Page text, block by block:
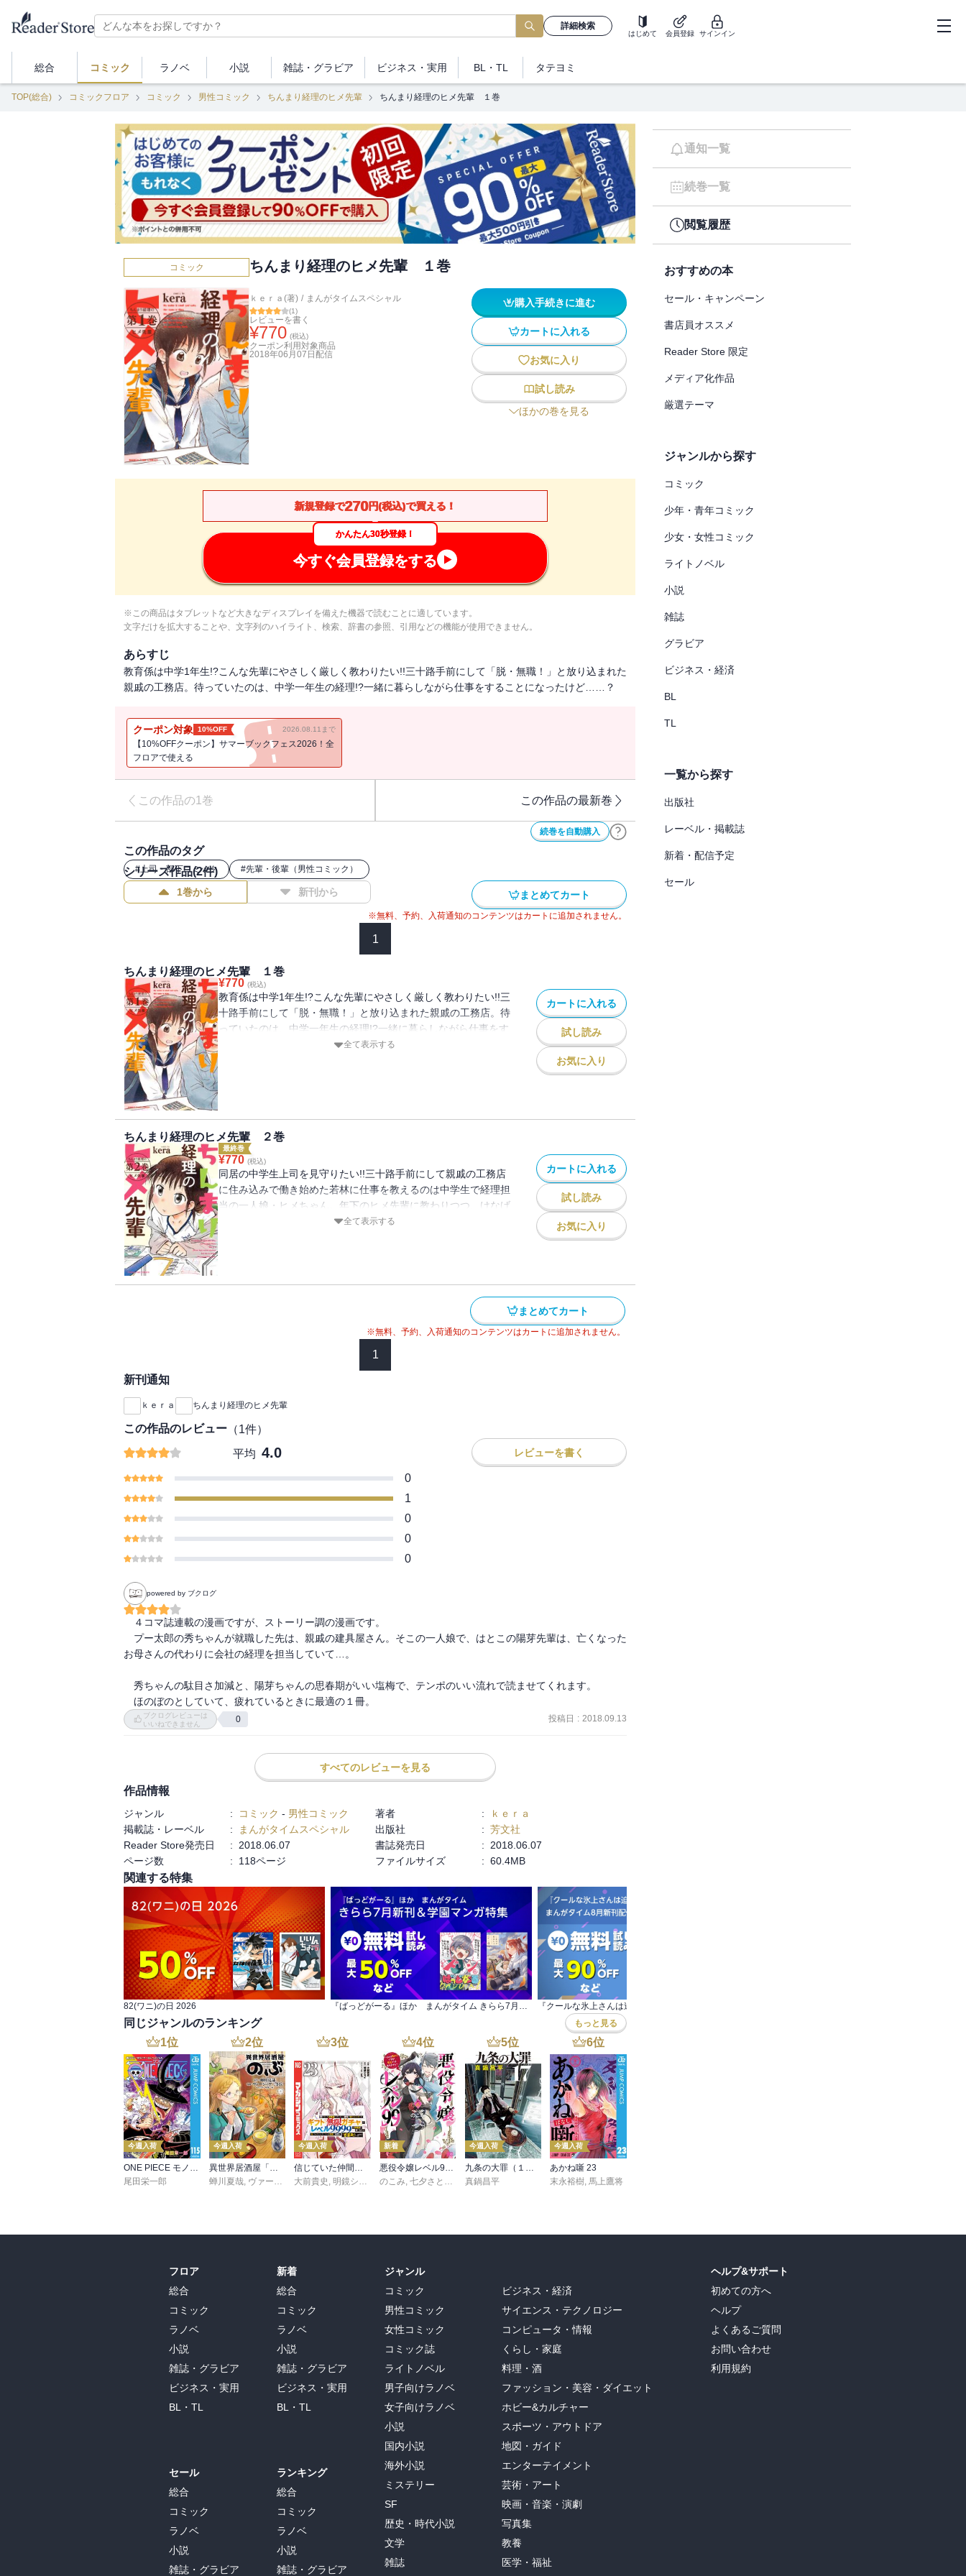
詳細検索
はじめて 会員登録 サインイン
総合 コミック ラノベ 小説 雑誌・ グラビア ビジネス ・実用 BL・TL タテヨミ
TOP(総合) コミックフロア コミック 男性コミック ちんまり経理のヒメ先輩 ちんまり経理のヒメ先輩 １巻
コミック ちんまり経理のヒメ先輩 １巻
ｋｅｒａ(著) / まんがタイムスペシャル
(1)
レビューを書く
¥770 (税込)
クーポン利用対象商品
2018年06月07日 配信
購入手続きに進む
カートに入れる
お気に入り
試し読み
ほかの巻を見る
新規登録で270円(税込)で買える！
かんたん30秒登録！
今すぐ会員登録をする
※この商品はタブレットなど大きなディスプレイを備えた機器で読むことに適しています。
文字だけを拡大することや、文字列のハイライト、検索、辞書の参照、引用などの機能が使用できません。
あらすじ
教育係は中学1年生!?こんな先輩にやさしく厳しく教わりたい!!三十路手前にして「脱・無職！」と放り込まれた
親戚の工務店。待っていたのは、中学一年生の経理!?一緒に暮らしながら仕事をすることになったけど……？
クーポン対象 10%OFF 2026.08.11まで
【10%OFFクーポン】サマーブックフェス2026！全
フロアで使える
この作品の1巻 この作品の最新巻
続巻を自動購入
この作品のタグ
#上司・部下コミック #先輩・後輩（男性コミック）
シリーズ作品(2件)
1巻から 新刊から まとめてカート
※無料、予約、入荷通知のコンテンツはカートに追加されません。
1
ちんまり経理のヒメ先輩 １巻
¥770 (税込)
教育係は中学1年生!?こんな先輩にやさしく厳しく教わりたい!!三
十路手前にして「脱・無職！」と放り込まれた親戚の工務店。待
っていたのは、中学一年生の経理!?一緒に暮らしながら仕事をす
ることになったけど……？ 全て表示する
カートに入れる
試し読み
お気に入り
ちんまり経理のヒメ先輩 ２巻
最終巻
¥770 (税込)
同居の中学生上司を見守りたい!!三十路手前にして親戚の工務店
に住み込みで働き始めた若林に仕事を教えるのは中学生で経理担
当の一人娘・ヒメちゃん。年下のヒメ先輩に教わりつつ、けなげ
な彼女の成長を見守る若林との心のふれあいを描く、ドキドキ同
全て表示する
カートに入れる
試し読み
お気に入り
まとめてカート
※無料、予約、入荷通知のコンテンツはカートに追加されません。
1
新刊通知
ｋｅｒａ ちんまり経理のヒメ先輩
この作品のレビュー （1件）
平均 4.0 レビューを書く
0
1
0
0
0
powered by ブクログ
４コマ誌連載の漫画ですが、ストーリー調の漫画です。
プー太郎の秀ちゃんが就職した先は、親戚の建具屋さん。そこの一人娘で、はとこの陽芽先輩は、亡くなった
お母さんの代わりに会社の経理を担当していて…。
秀ちゃんの駄目さ加減と、陽芽ちゃんの思春期がいい塩梅で、テンポのいい流れで読ませてくれます。
ほのぼのとしていて、疲れているときに最適の１冊。
ブクログレビューは
いいねできません
0 投稿日 : 2018.09.13
すべてのレビューを見る
作品情報
ジャンル : コミック - 男性コミック 著者 :
ｋｅｒａ
掲載誌・レーベル
: まんがタイムスペシャル 出版社 : 芳文社
Reader Store発売日
: 2018.06.07 書誌発売日 :
2018.06.07
ページ数
: 118ページ ファイルサイズ : 60.4MB
関連する特集
82(ワニ)の日 2026
同じジャンルのランキング もっと見る
1位
今週入荷
ONE PIECE モノクロ版 115
尾田栄一郎
2位
今週入荷
異世界居酒屋「のぶ」(22)
蝉川夏哉, ヴァージニア二等兵 ,転
3位
今週入荷
信じていた仲間達にダンジョン奥地で殺されかけたがギフト『無限ガチャ』でレベル９９９９の仲間達を手に入れて元パーティーメンバーと世界に復讐＆『ざまぁ！』します！（２３）
大前貴史 ,明鏡シスイ ,ｔｅｆ
4位
新着
悪役令嬢レベル99 ～私は裏ボスですが魔王ではありません～ その６
のこみ, 七夕さとり Tea
5位
今週入荷
九条の大罪（１７）
真鍋昌平
6位
今週入荷
あかね噺 23
末永裕樹,馬上鷹将
通知一覧
続巻一覧
閲覧履歴
おすすめの本
セール・キャンペーン
書店員オススメ
Reader Store 限定
メディア化作品
厳選テーマ
ジャンルから探す
コミック
少年・青年コミック
少女・女性コミック
ライトノベル
小説
雑誌
グラビア
ビジネス・経済
BL
TL
一覧から探す
出版社
レーベル・掲載誌
新着・配信予定
セール
フロア
総合
コミック
ラノベ
小説
雑誌・グラビア
ビジネス・実用
BL・TL
セール
総合
コミック
ラノベ
小説
雑誌・グラビア
新着
総合
コミック
ラノベ
小説
雑誌・グラビア
ビジネス・実用
BL・TL
ランキング
総合
コミック
ラノベ
小説
雑誌・グラビア
ジャンル
コミック
男性コミック
女性コミック
コミック誌
ライトノベル
男子向けラノベ
女子向けラノベ
小説
国内小説
海外小説
ミステリー
SF
歴史・時代小説
文学
雑誌
ビジネス・経済
サイエンス・テクノロジー
コンピュータ・情報
くらし・家庭
料理・酒
ファッション・美容・ダイエット
ホビー&カルチャー
スポーツ・アウトドア
地図・ガイド
エンターテイメント
芸術・アート
映画・音楽・演劇
写真集
教養
医学・福祉
ヘルプ&サポート
初めての方へ
ヘルプ
よくあるご質問
お問い合わせ
利用規約